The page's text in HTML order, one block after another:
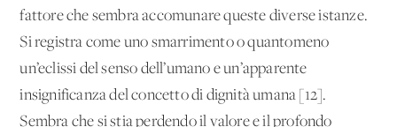
fattore che sembra accomunare queste diverse istanze.
Si registra come uno smarrimento o quantomeno
un’eclissi del senso dell’umano e un’apparente
insignificanza del concetto di dignità umana [12].
Sembra che si stia perdendo il valore e il profondo